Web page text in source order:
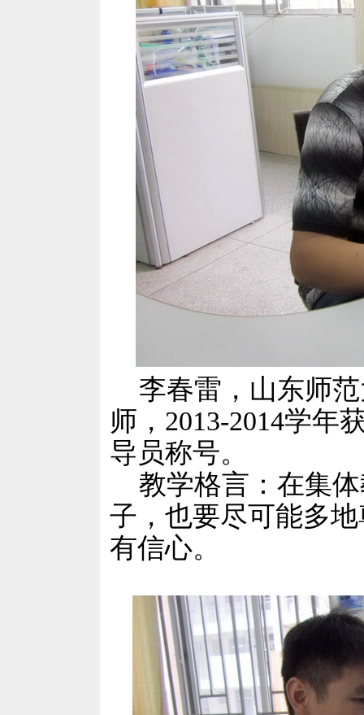
李春雷，山东师范
师，2013-2014学年
导员称号。
教学格言：在集体
子，也要尽可能多
有信心。